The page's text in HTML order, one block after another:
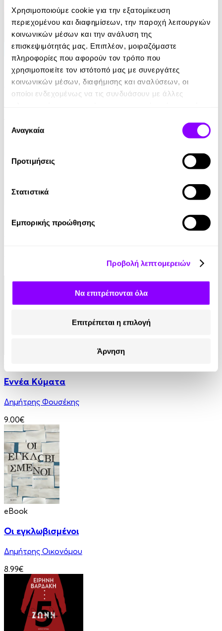
Χρησιμοποιούμε cookie για την εξατομίκευση
περιεχομένου και διαφημίσεων, την παροχή λειτουργιών
κοινωνικών μέσων και την ανάλυση της
επισκεψιμότητάς μας. Επιπλέον, μοιραζόμαστε
πληροφορίες που αφορούν τον τρόπο που
χρησιμοποιείτε τον ιστότοπό μας με συνεργάτες
κοινωνικών μέσων, διαφήμισης και αναλύσεων, οι
οποίοι ενδεχομένως να τις συνδυάσουν με άλλες
των υπηρεσιών τους.
συγκατάθεσης
Αναγκαία
Προτιμήσεις
Στατιστικά
Εμπορικής προώθησης
Προβολή λεπτομερειών
Να επιτρέπονται όλα
Επιτρέπεται η επιλογή
Άρνηση
eBook
Από ήλιο σε ήλιο: Αποσπερίτης
Εννέα Κύματα
Δημήτρης Φουσέκης
9.00€
eBook
Οι εγκλωβισμένοι
Δημήτρης Οικονόμου
8.99€